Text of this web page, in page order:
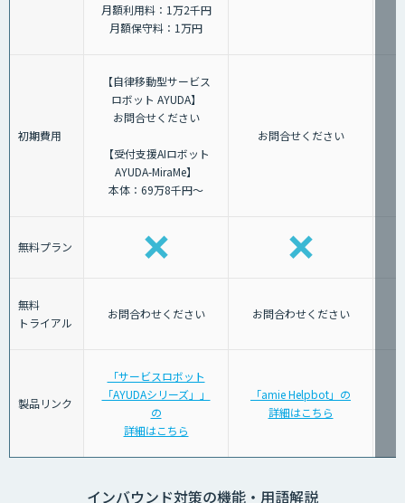
月額利用料：1万2千円
月額保守料：1万円
初期費用
【自律移動型サービス
ロボット AYUDA】
お問合せください
【受付支援AIロボット
AYUDA-MiraMe】
本体：69万8千円～
お問合せください
無料プラン
無料
トライアル
お問合わせください お問合わせください
製品リンク
「サービスロボット
「AYUDAシリーズ」」
の
詳細はこちら
「amie Helpbot」の
詳細はこちら
インバウンド対策の機能・用語解説